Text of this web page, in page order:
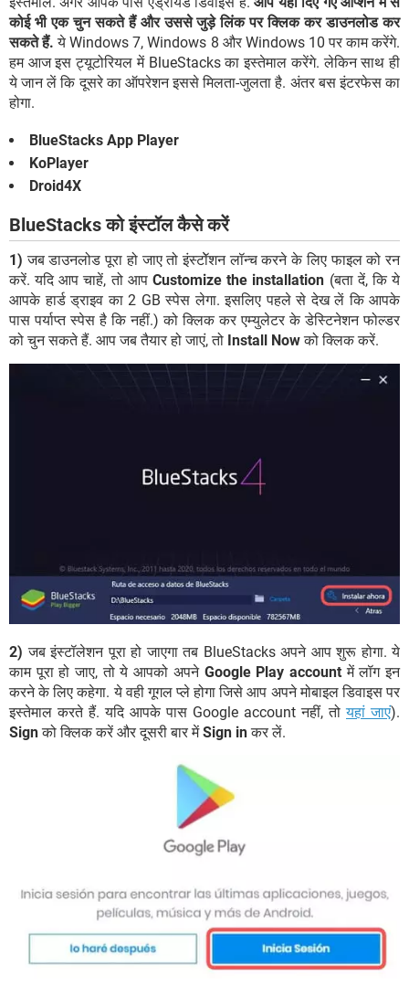
कोई भी एक चुन सकते हैं और उससे जुड़े लिंक पर क्लिक कर डाउनलोड कर
सकते हैं. ये Windows 7, Windows 8 और Windows 10 पर काम करेंगे.
हम आज इस ट्यूटोरियल में BlueStacks का इस्तेमाल करेंगे. लेकिन साथ ही
ये जान लें कि दूसरे का ऑपरेशन इससे मिलता-जुलता है. अंतर बस इंटरफेस का
होगा.
BlueStacks App Player
KoPlayer
Droid4X
BlueStacks को इंस्टॉल कैसे करें
1) जब डाउनलोड पूरा हो जाए तो इंस्टॉेशन लॉन्च करने के लिए फाइल को रन
करें. यदि आप चाहें, तो आप Customize the installation (बता दें, कि ये
आपके हार्ड ड्राइव का 2 GB स्पेस लेगा. इसलिए पहले से देख लें कि आपके
पास पर्याप्त स्पेस है कि नहीं.) को क्लिक कर एम्युलेटर के डेस्टिनेशन फोल्डर
को चुन सकते हैं. आप जब तैयार हो जाएं, तो Install Nowको क्लिक करें.
2) जब इंस्टॉलेशन पूरा हो जाएगा तब BlueStacks अपने आप शुरू होगा. ये
काम पूरा हो जाए, तो ये आपको अपने Google Play accountमें लॉग इन
करने के लिए कहेगा. ये वही गूगल प्ले होगा जिसे आप अपने मोबाइल डिवाइस पर
इस्तेमाल करते हैं. यदि आपके पास Google account नहीं, तोयहां जाएं).
Signको क्लिक करें और दूसरी बार मेंSign inकर लें.